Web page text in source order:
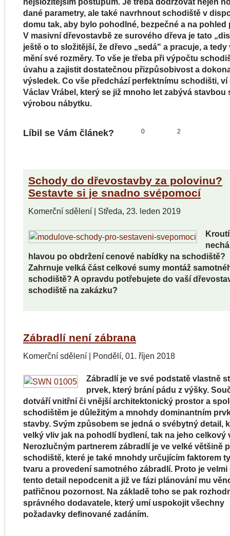
dané parametry, ale také navrhnout schodiště v
domu tak, aby bylo pohodlné, bezpečné a na pohled
V masivní dřevostavbě ze surového dřeva je tato
ještě o to složitější, že dřevo „sedá" a pracuje, a tedy
mění své rozměry. To vše je třeba při výpočtu
úvahu a zajistit dostatečnou přizpůsobivost a
výsledek. Co vše předchází perfektnímu schodišti, ví
Václav Vrábel, který se již mnoho let zabývá stavbou
výrobou nábytku.
Líbil se Vám článek? 2
0
Schody do dřevostavby za polovinu?
Sestavte si je snadno svépomocí
Komerční sdělení| Středa, 23. leden 2019
hlavou po obdržení cenové nabídky na schodiště?
Zahrnuje velká část celkové sumy montáž
schodiště? A opravdu potřebujete do vaší
schodiště na zakázku?
Zábradlí není zábrana
Komerční sdělení| Pondělí, 01. říjen 2018
Zábradlí je ve své podstatě vlastně
prvek, který brání pádu z výšky.
dotváří vnitřní či vnější architektonický prostor a
schodištěm je důležitým a mnohdy dominantním
stavby. Svým způsobem se jedná o svébytný detail,
velký vliv jak na pohodlí bydlení, tak na jeho celkový
Nerozlučným partnerem zábradlí je ve velké většině
schodiště, které je také mnohdy určujícím faktorem
tvaru a provedení samotného zábradlí. Proto je velmi
tento detail nepodcenit a již ve fázi plánování mu
patřičnou pozornost. Na základě toho se pak
správného dodavatele, který umí uspokojit všechny
požadavky definované zadáním.